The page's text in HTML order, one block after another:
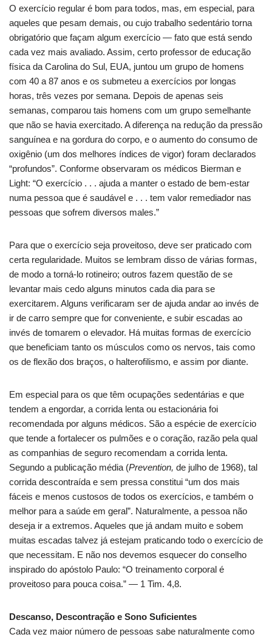
O exercício regular é bom para todos, mas, em especial, para
aqueles que pesam demais, ou cujo trabalho sedentário torna
obrigatório que façam algum exercício — fato que está sendo
cada vez mais avaliado. Assim, certo professor de educação
física da Carolina do Sul, EUA, juntou um grupo de homens
com 40 a 87 anos e os submeteu a exercícios por longas
horas, três vezes por semana. Depois de apenas seis
semanas, comparou tais homens com um grupo semelhante
que não se havia exercitado. A diferença na redução da pressão
sanguínea e na gordura do corpo, e o aumento do consumo de
oxigênio (um dos melhores índices de vigor) foram declarados
“profundos”. Conforme observaram os médicos Bierman e
Light: “O exercício . . . ajuda a manter o estado de bem-estar
numa pessoa que é saudável e . . . tem valor remediador nas
pessoas que sofrem diversos males.”
Para que o exercício seja proveitoso, deve ser praticado com
certa regularidade. Muitos se lembram disso de várias formas,
de modo a torná-lo rotineiro; outros fazem questão de se
levantar mais cedo alguns minutos cada dia para se
exercitarem. Alguns verificaram ser de ajuda andar ao invés de
ir de carro sempre que for conveniente, e subir escadas ao
invés de tomarem o elevador. Há muitas formas de exercício
que beneficiam tanto os músculos como os nervos, tais como
os de flexão dos braços, o halterofilismo, e assim por diante.
Em especial para os que têm ocupações sedentárias e que
tendem a engordar, a corrida lenta ou estacionária foi
recomendada por alguns médicos. São a espécie de exercício
que tende a fortalecer os pulmões e o coração, razão pela qual
as companhias de seguro recomendam a corrida lenta.
Segundo a publicação média (Prevention, de julho de 1968), tal
corrida descontraída e sem pressa constitui “um dos mais
fáceis e menos custosos de todos os exercícios, e também o
melhor para a saúde em geral”. Naturalmente, a pessoa não
deseja ir a extremos. Aqueles que já andam muito e sobem
muitas escadas talvez já estejam praticando todo o exercício de
que necessitam. E não nos devemos esquecer do conselho
inspirado do apóstolo Paulo: “O treinamento corporal é
proveitoso para pouca coisa.” — 1 Tim. 4,8.
Descanso, Descontração e Sono Suficientes
Cada vez maior número de pessoas sabe naturalmente como